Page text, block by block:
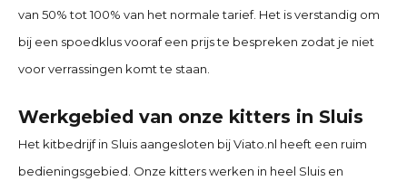
van 50% tot 100% van het normale tarief. Het is verstandig om
bij een spoedklus vooraf een prijs te bespreken zodat je niet
voor verrassingen komt te staan.
Werkgebied van onze kitters in Sluis
Het kitbedrijf in Sluis aangesloten bij Viato.nl heeft een ruim
bedieningsgebied. Onze kitters werken in heel Sluis en